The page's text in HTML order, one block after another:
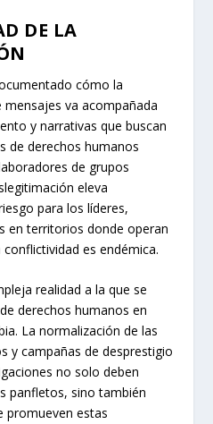
DE LA
cómo la
va acompañada
y narrativas que buscan
de derechos humanos
de grupos
eleva
para los líderes,
en territorios donde operan
es endémica.
realidad a la que se
derechos humanos en
La normalización de las
y campañas de desprestigio
no solo deben
panfletos, sino también
promueven estas